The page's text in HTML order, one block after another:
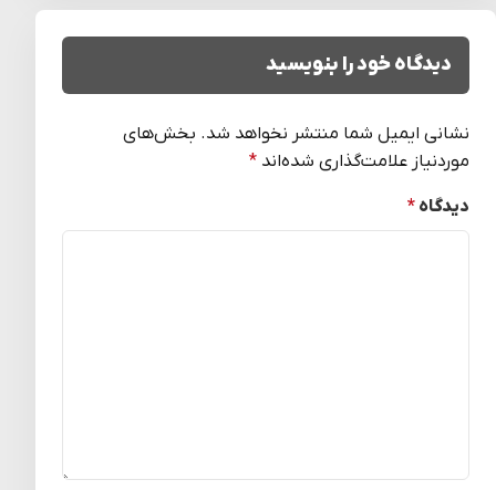
دیدگاه خود را بنویسید
نشانی ایمیل شما منتشر نخواهد شد. بخش‌های
موردنیاز علامت‌گذاری شده‌اند *
دیدگاه *